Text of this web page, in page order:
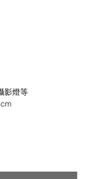
影燈等